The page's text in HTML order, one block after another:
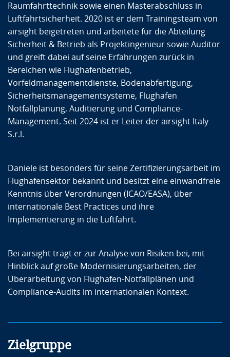
Raumfahrttechnik sowie einen Masterabschluss in
Luftfahrtsicherheit. 2020 ist er dem Trainingsteam von
airsight beigetreten und arbeitete für die Abteilung
Sicherheit & Betrieb als Projektingenieur sowie Auditor
und greift dabei auf seine Erfahrungen zurück in
Bereichen wie Flughafenbetrieb,
Vorfeldmanagementdienste, Bodenabfertigung,
Sicherheitsmanagementsysteme, Flughafen
Notfallplanung, Auditierung und Compliance-
Management. Seit 2024 ist er Leiter der airsight Italy
S.r.l.
Daniele ist besonders für seine Zertifizierungsarbeit im
Flughafensektor bekannt und besitzt eine einwandfreie
Kenntnis über Verordnungen (ICAO/EASA), über
internationale Best Practices und ihre
Implementierung in die Luftfahrt.
Bei airsight trägt er zur Analyse von Risiken bei, mit
Hinblick auf große Modernisierungsarbeiten, der
Überarbeitung von Flughafen-Notfallplänen und
Compliance-Audits im internationalen Kontext.
Zielgruppe